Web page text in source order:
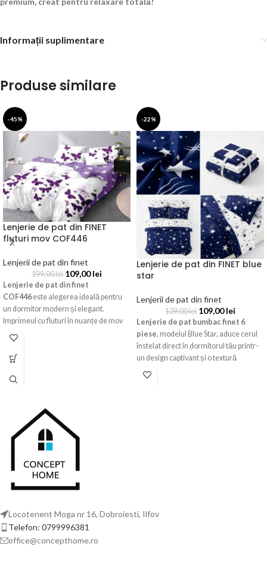
Informații suplimentare
Produse similare
-45%
Lenjerie de pat din FINET
fluturi mov COF446
Lenjerii de pat din finet
199,00lei 109,00lei
Lenjerie de pat din finet
COF446este alegerea ideală pentru
un dormitor modern și elegant.
Imprimeul cu fluturi în nuanțe de mov
oferă un aspect rafinat, iar materialul
întreținere ușoară. Setul conține 6
-22%
Lenjerie de pat din FINET blue
star
Lenjerii de pat din finet
139,00lei 109,00lei
Lenjerie de pat bumbac finet 6
piese, modelul Blue Star, aduce cerul
înstelat direct în dormitorul tău printr-
un design captivant și o textură
incredibil de fină. Acest set complet
Locotenent Moga nr 16, Dobroiesti, Ilfov
Telefon: 0799996381
office@concepthome.ro